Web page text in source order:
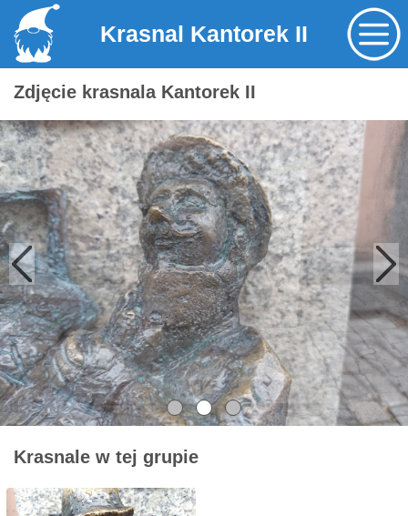
Krasnal Kantorek II
Zdjęcie krasnala Kantorek II
Krasnale w tej grupie